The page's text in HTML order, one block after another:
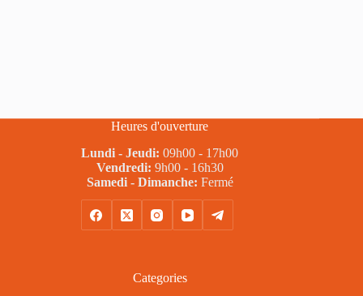
Heures d'ouverture
Lundi - Jeudi: 09h00 - 17h00
Vendredi: 9h00 - 16h30
Samedi - Dimanche: Fermé
Categories